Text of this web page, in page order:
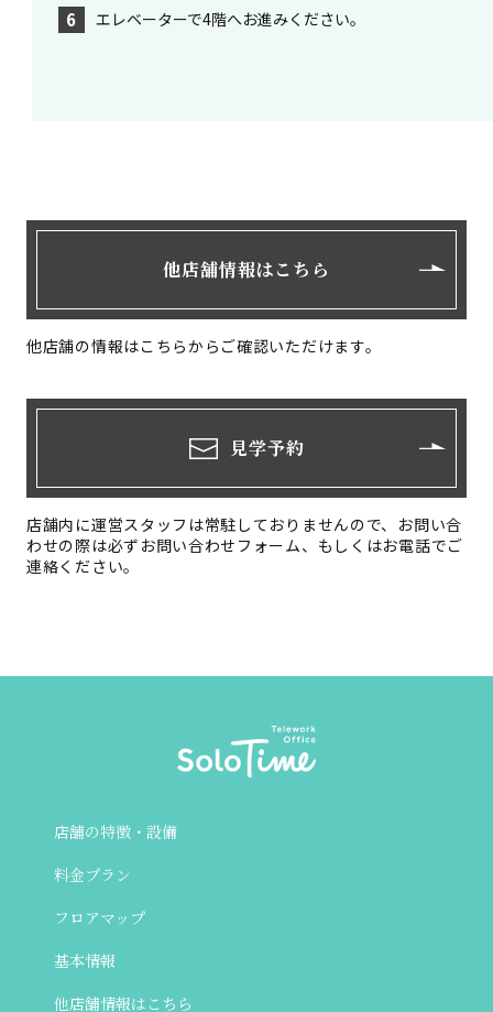
6 エレベーターで4階へお進みください。
他店舗情報はこちら
他店舗の情報はこちらからご確認いただけます。
見学予約
店舗内に運営スタッフは常駐しておりませんので、お問い合
わせの際は必ずお問い合わせフォーム、もしくはお電話でご
連絡ください。
店舗の特徴・設備
料金プラン
フロアマップ
基本情報
他店舗情報はこちら